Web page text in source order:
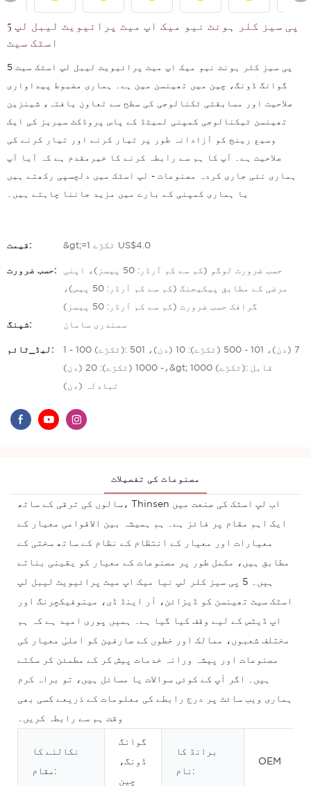
5 پی سیز کلر ہونٹ نیو میک اپ میٹ پرائیویٹ لیبل لپ
اسٹک سیٹ
5 پی سیز کلر ہونٹ نیو میک اپ میٹ پرائیویٹ لیبل لپ اسٹک سیٹ
گوانگ ڈونگ، چین میں تھینسن مین ہے۔ ہماری مضبوط پیداواری
صلاحیت اور مسابقتی ٹکنالوجی کی سطح سے تعاون یافتہ، شینزین
تھینسن ٹیکنالوجی کمپنی لمیٹڈ کے پاس پروڈکٹ سیریز کی ایک
وسیع رینج کو آزادانہ طور پر تیار کرنے اور تیار کرنے کی
صلاحیت ہے۔ آپ کا ہم سے رابطہ کرنے کا خیرمقدم ہے کہ آیا آپ
ہماری نئی جاری کردہ مصنوعات - لپ اسٹک میں دلچسپی رکھتے ہیں
یا ہماری کمپنی کے بارے میں مزید جاننا چاہتے ہیں۔
قیمت: &gt;=1 ٹکڑے US$4.0
حسب ضرورت: حسب ضرورت لوگو (کم سے کم آرڈر: 50 پیسز)، اپنی
مرضی کے مطابق پیکیجنگ (کم سے کم آرڈر: 50 پیس)،
گرافک حسب ضرورت (کم سے کم آرڈر: 50 پیسز)
شپنگ: سمندری سامان
لیڈ_ٹائم: 1 - 100 (ٹکڑے): 7 (دن)، 101 - 500 (ٹکڑے): 10 (دن)، 501
- 1000 (ٹکڑے): 20 (دن)،&gt; 1000 (ٹکڑے): قابل
تبادلہ (دن)
مصنوعات کی تفصیلات
سالوں کی ترقی کے ساتھ، Thinsen اب لپ اسٹک کی صنعت میں
ایک اہم مقام پر فائز ہے۔ ہم ہمیشہ بین الاقوامی معیار کے
معیارات اور معیار کے انتظام کے نظام کے ساتھ سختی کے
مطابق ہیں، مکمل طور پر مصنوعات کے معیار کو یقینی بناتے
ہیں۔ 5 پی سیز کلر لپ نیا میک اپ میٹ پرائیویٹ لیبل لپ
اسٹک سیٹ تھینسن کو ڈیزائن، آر اینڈ ڈی، مینوفیکچرنگ اور
اپ ڈیٹس کے لیے وقف کیا گیا ہے۔ ہمیں پوری امید ہے کہ ہم
مختلف شعبوں، ممالک اور خطوں کے صارفین کو اعلیٰ معیار کی
مصنوعات اور پیشہ ورانہ خدمات پیش کر کے مطمئن کر سکتے
ہیں۔ اگر آپ کے کوئی سوالات یا مسائل ہیں، تو براہ کرم
ہماری ویب سائٹ پر درج رابطے کی معلومات کے ذریعے کسی بھی
وقت ہم سے رابطہ کریں۔
نکالنے کا
مقام:
گوانگ
ڈونگ،
چین
برانڈ کا
نام:
OEM